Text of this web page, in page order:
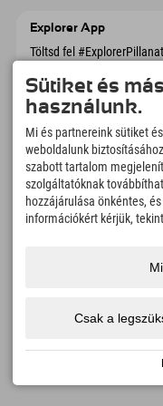
Explorer App
Töltsd fel
bakancslistával, étterem
még sok mással. Töltsd le
Felfedezős pillanatok
166
Hegyi tavak és
élményfürdők
8.991km
Sütiket és
használunk.
Mi és partnereink sütiket
weboldalunk
szabott tartalom
szolgáltatóknak
hozzájárulása önkéntes,
információkért kérjük,
Csak a